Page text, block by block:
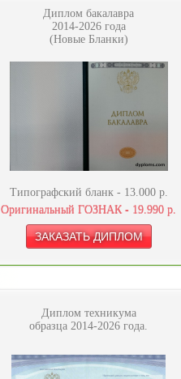
Диплом бакалавра
2014-2026 года
(Новые Бланки)
Типографский бланк - 13.000р.
Оригинальный ГОЗНАК - 19.990 р.
Диплом техникума
образца 2014-2026 года.